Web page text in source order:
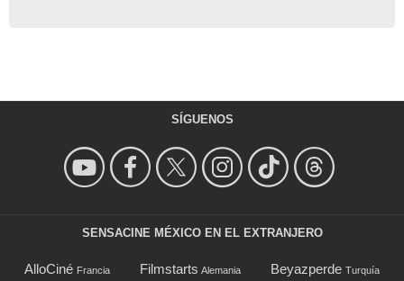
SÍGUENOS
SENSACINE MÉXICO EN EL EXTRANJERO
AlloCiné Francia Filmstarts Alemania Beyazperde Turquía